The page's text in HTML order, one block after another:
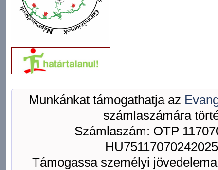
Munkánkat támogathatja az
számlaszámára
Számlaszám: OTP
Támogassa személyi